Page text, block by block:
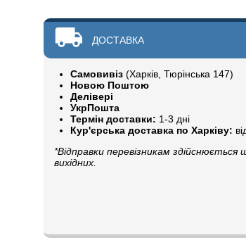
ДОСТАВКА
Самовивіз(Харків, Тюрінська 147)
Новою Поштою
Делівері
УкрПошта
Термін доставки: 1-3 дні
Кур'єрська доставка по Харківу:
*Відправки перевізникам здійснюється
вихідних.